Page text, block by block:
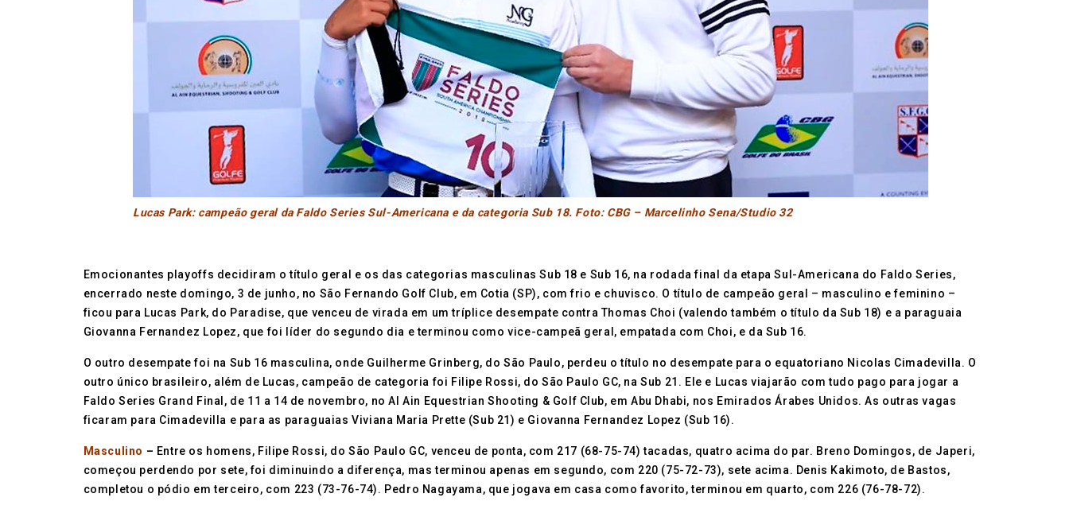
Lucas Park: campeão geral da Faldo Series Sul-Americana e da categoria Sub 18. Foto: CBG – Marcelinho Sena/Studio 32
Emocionantes playoffs decidiram o título geral e os das categorias masculinas Sub 18 e Sub 16, na rodada final da etapa Sul-Americana do Faldo Series,
encerrado neste domingo, 3 de junho, no São Fernando Golf Club, em Cotia (SP), com frio e chuvisco. O título de campeão geral – masculino e feminino –
ficou para Lucas Park, do Paradise, que venceu de virada em um tríplice desempate contra Thomas Choi (valendo também o título da Sub 18) e a paraguaia
Giovanna Fernandez Lopez, que foi líder do segundo dia e terminou como vice-campeã geral, empatada com Choi, e da Sub 16.
O outro desempate foi na Sub 16 masculina, onde Guilherme Grinberg, do São Paulo, perdeu o título no desempate para o equatoriano Nicolas Cimadevilla. O
outro único brasileiro, além de Lucas, campeão de categoria foi Filipe Rossi, do São Paulo GC, na Sub 21. Ele e Lucas viajarão com tudo pago para jogar a
Faldo Series Grand Final, de 11 a 14 de novembro, no Al Ain Equestrian Shooting & Golf Club, em Abu Dhabi, nos Emirados Árabes Unidos. As outras vagas
ficaram para Cimadevilla e para as paraguaias Viviana Maria Prette (Sub 21) e Giovanna Fernandez Lopez (Sub 16).
Masculino – Entre os homens, Filipe Rossi, do São Paulo GC, venceu de ponta, com 217 (68-75-74) tacadas, quatro acima do par. Breno Domingos, de Japeri,
começou perdendo por sete, foi diminuindo a diferença, mas terminou apenas em segundo, com 220 (75-72-73), sete acima. Denis Kakimoto, de Bastos,
completou o pódio em terceiro, com 223 (73-76-74). Pedro Nagayama, que jogava em casa como favorito, terminou em quarto, com 226 (76-78-72).